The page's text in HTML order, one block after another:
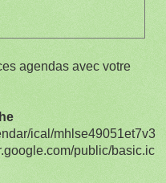
agendas avec votre
ical/mhlse49051et7v3
public/basic.ic